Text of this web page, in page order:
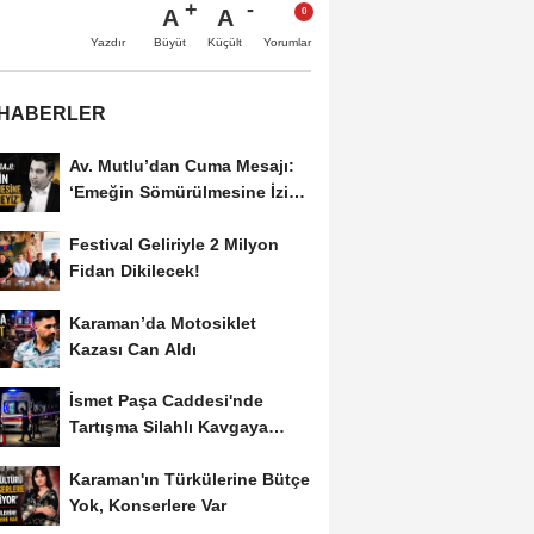
Yazdır
A
Büyüt
A
Küçült Yorumlar
Av. Mutlu’dan Cuma Mesajı:
‘Emeğin Sömürülmesine İzin
Festival Geliriyle 2 Milyon
Fidan Dikilecek!
Karaman’da Motosiklet
Kazası Can Aldı
İsmet Paşa Caddesi'nde
Tartışma Silahlı Kavgaya
Karaman'ın Türkülerine Bütçe
Yok, Konserlere Var